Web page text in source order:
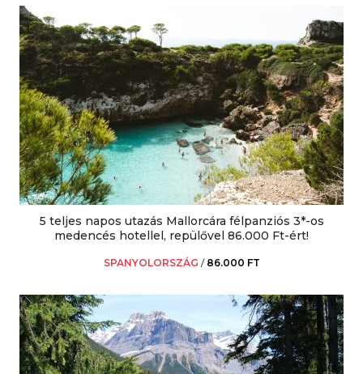
5 teljes napos utazás Mallorcára félpanziós 3*-os
medencés hotellel, repülővel 86.000 Ft-ért!
SPANYOLORSZÁG / 86.000 FT